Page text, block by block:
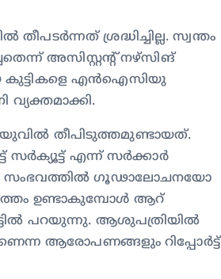
ശ്രദ്ധിച്ചില്ല. സ്വന്തം
അസിസ്റ്റന്റ് നഴ്‌സിങ്
കുട്ടികളെ എന്‍ഐസിയു
വ്യക്തമാക്കി.
തീപിടുത്തമുണ്ടായത്.
സര്‍ക്യൂട്ട് എന്ന് സര്‍ക്കാര്‍
സംഭവത്തില്‍ ഗൂഢാലോചനയോ
ഉണ്ടാകുമ്പോള്‍ ആറ്
പറയുന്നു. ആശുപത്രിയില്‍
ആരോപണങ്ങളും റിപ്പോര്‍ട്ട്